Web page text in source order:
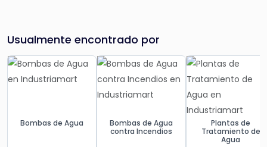
Usualmente encontrado por
Bombas de Agua
Bombas de Agua
contra Incendios
Plantas de
Tratamiento de
Agua